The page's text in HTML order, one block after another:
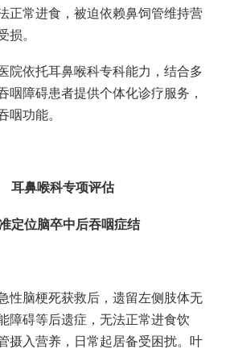
正常进食，被迫依赖鼻饲管维持营
损。
依托耳鼻喉科专科能力，结合多
咽障碍患者提供个体化诊疗服务，
咽功能。
耳鼻喉科专项评估
位脑卒中后吞咽症结
脑梗死获救后，遗留左侧肢体无
障碍等后遗症，无法正常进食饮
摄入营养，日常起居备受困扰。叶